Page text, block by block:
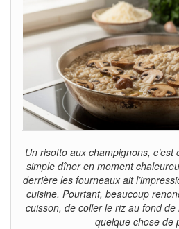
Un risotto aux champignons,
simple dîner en moment
derrière les fourneaux ait
cuisine. Pourtant, beaucoup
cuisson, de coller le riz au fond
quelque chose de